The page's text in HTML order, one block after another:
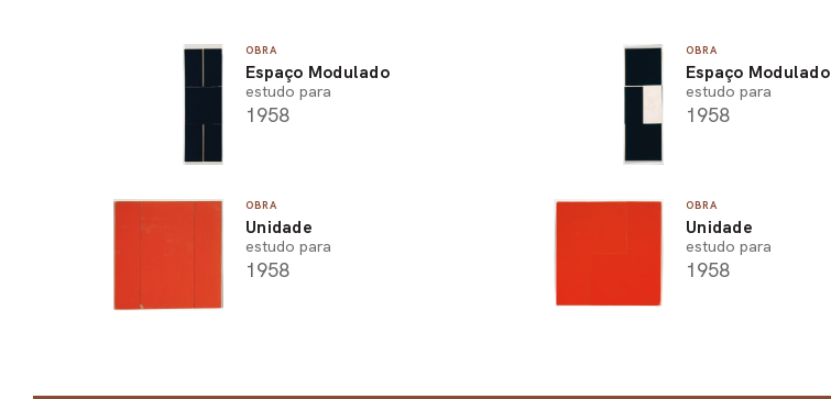
OBRA
Espaço Modulado
estudo para
1958
OBRA
Espaço Modulado
estudo para
1958
OBRA
Unidade
estudo para
1958
OBRA
Unidade
estudo para
1958